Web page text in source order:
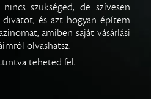
szükséged, de szívesen
és azt hogyan építem
, amiben saját vásárlási
olvashatsz.
teheted fel.